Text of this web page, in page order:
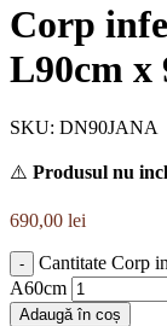
Corp
L90cm x
SKU: DN90JANA
⚠️ Produsul nu
690,00 lei
Cantitate Corp
A60cm
Adaugă în coș